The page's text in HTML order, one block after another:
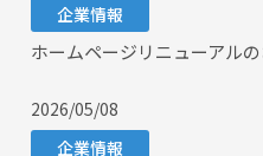
企業情報
ホームページリニューアル
2026/05/08
企業情報